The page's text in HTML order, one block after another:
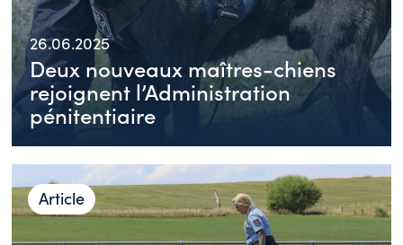
26.06.2025
Deux nouveaux maîtres-chiens
rejoignent l’Administration
pénitentiaire
Article